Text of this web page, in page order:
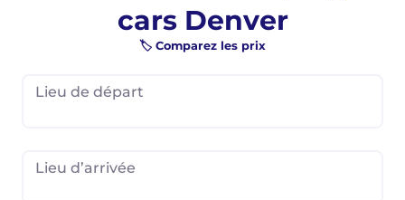
cars Denver
🏷️ Comparez les prix
Lieu de départ
Lieu d’arrivée